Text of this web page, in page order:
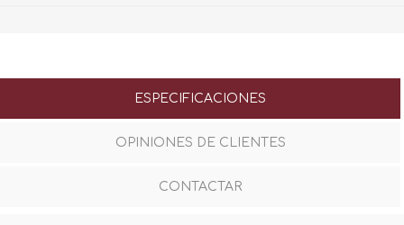
ESPECIFICACIONES
OPINIONES DE CLIENTES
CONTACTAR